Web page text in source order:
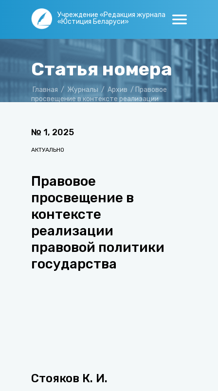
Учреждение «Редакция журнала
«Юстиция Беларуси»
Статья номера
Главная / Журналы / Архив / Правовое
просвещение в контексте реализации
№ 1, 2025
АКТУАЛЬНО
Правовое
просвещение в
контексте
реализации
правовой политики
государства
Стояков К. И.